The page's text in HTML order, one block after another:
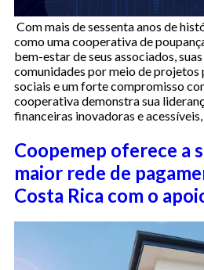
Com mais de sessenta anos de
como uma cooperativa de
bem-estar de seus associados,
comunidades por meio de
sociais e um forte compromisso
cooperativa demonstra sua
financeiras inovadoras e
Coopemep oferece a
maior rede de
Costa Rica com o